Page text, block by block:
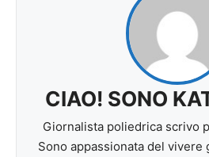
CIAO! SONO
Giornalista poliedrica scrivo
Sono appassionata del vivere